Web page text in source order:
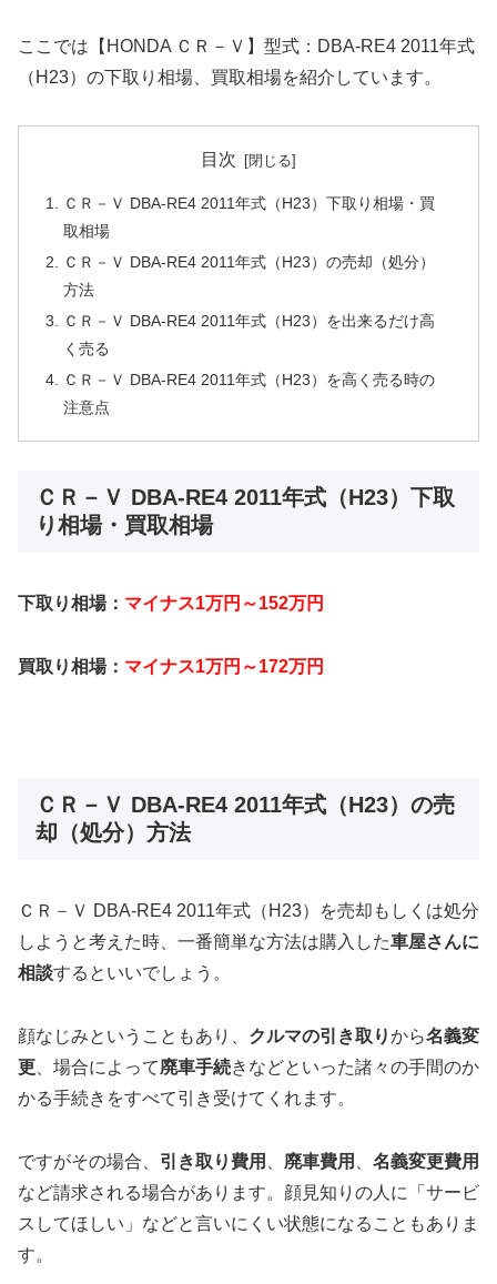
ここでは【HONDA ＣＲ－Ｖ】型式：DBA-RE4 2011年式
（H23）の下取り相場、買取相場を紹介しています。
目次
ＣＲ－Ｖ DBA-RE4 2011年式（H23）下取り相場・買
取相場
ＣＲ－Ｖ DBA-RE4 2011年式（H23）の売却（処分）
方法
ＣＲ－Ｖ DBA-RE4 2011年式（H23）を出来るだけ高
く売る
ＣＲ－Ｖ DBA-RE4 2011年式（H23）を高く売る時の
注意点
ＣＲ－Ｖ DBA-RE4 2011年式（H23）下取
り相場・買取相場
下取り相場： マイナス1万円～152万円
買取り相場： マイナス1万円～172万円
ＣＲ－Ｖ DBA-RE4 2011年式（H23）の売
却（処分）方法
ＣＲ－Ｖ DBA-RE4 2011年式（H23）を売却もしくは処分
しようと考えた時、一番簡単な方法は購入した車屋さんに
相談するといいでしょう。
顔なじみということもあり、 クルマの引き取りから名義変
更 、場合によって廃車手続きなどといった諸々の手間のか
かる手続きをすべて引き受けてくれます。
ですがその場合、 引き取り費用 廃車費用
名義変更費用
など請求される場合があります。顔見知りの人に「サービ
スしてほしい」などと言いにくい状態になることもありま
す。